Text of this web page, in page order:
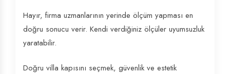
Hayır, firma uzmanlarının yerinde ölçüm yapması en
doğru sonucu verir. Kendi verdiğiniz ölçüler uyumsuzluk
yaratabilir.
Doğru villa kapısını seçmek, güvenlik ve estetik